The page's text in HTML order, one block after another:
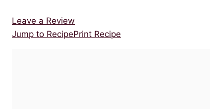
Jump to RecipePrint Recipe
Leave a Review